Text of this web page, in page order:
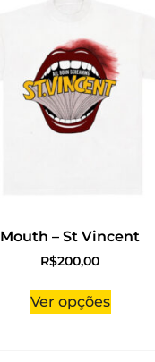
Mouth – St Vincent
R$200,00
Ver opções